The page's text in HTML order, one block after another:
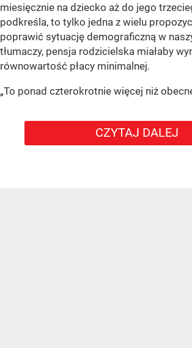
miesięcznie na dziecko aż do jego
podkreśla, to tylko jedna z wielu
poprawić sytuację demograficzną w
tłumaczy, pensja rodzicielska miałaby
równowartość płacy minimalnej.
„To ponad czterokrotnie więcej niż
CZYTAJ DALEJ